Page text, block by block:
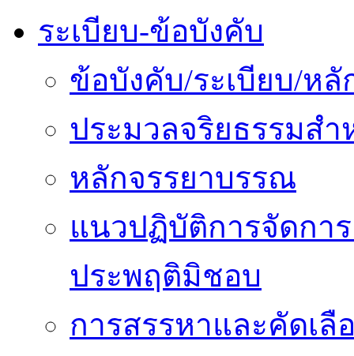
ระเบียบ-ข้อบังคับ
ข้อบังคับ/ระเบียบ/ห
ประมวลจริยธรรมส
หลักจรรยาบรรณ
แนวปฏิบัติการจัดการ
ประพฤติมิชอบ
การสรรหาและคัดเลื